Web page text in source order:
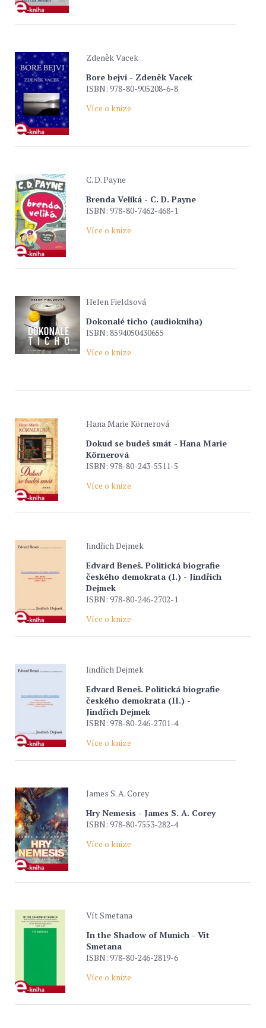
Zdeněk Vacek
Bore bejvi - Zdeněk Vacek
ISBN: 978-80-905208-6-8
Více o knize
C. D. Payne
Brenda Veliká - C. D. Payne
ISBN: 978-80-7462-468-1
Více o knize
Helen Fieldsová
Dokonalé ticho (audiokniha)
ISBN: 8594050430655
Více o knize
Hana Marie Körnerová
Dokud se budeš smát - Hana Marie
Körnerová
ISBN: 978-80-243-5511-5
Více o knize
Jindřich Dejmek
Edvard Beneš. Politická biografie
českého demokrata (I.) - Jindřich
Dejmek
ISBN: 978-80-246-2702-1
Více o knize
Jindřich Dejmek
Edvard Beneš. Politická biografie
českého demokrata (II.) -
Jindřich Dejmek
ISBN: 978-80-246-2701-4
Více o knize
James S. A. Corey
Hry Nemesis - James S. A. Corey
ISBN: 978-80-7553-282-4
Více o knize
Vít Smetana
In the Shadow of Munich - Vít
Smetana
ISBN: 978-80-246-2819-6
Více o knize